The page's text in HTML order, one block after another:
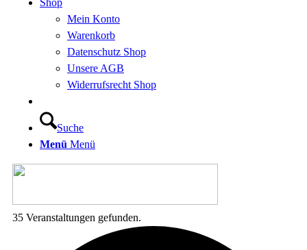
Shop
Mein Konto
Warenkorb
Datenschutz Shop
Unsere AGB
Widerrufsrecht Shop
Suche
Menü Menü
35 Veranstaltungen gefunden.